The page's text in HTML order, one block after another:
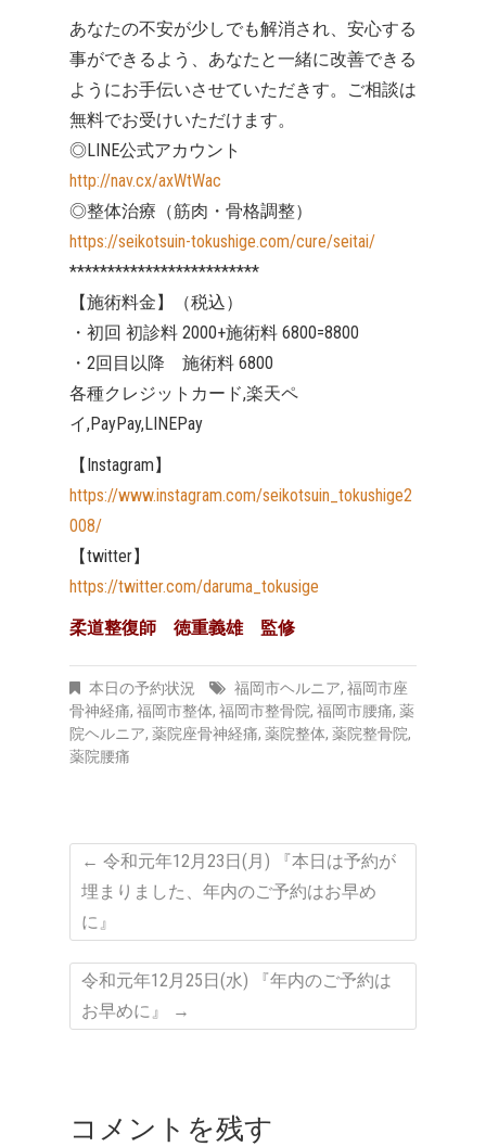
あなたの不安が少しでも解消され、安心する
事ができるよう、あなたと一緒に改善できる
ようにお手伝いさせていただきす。ご相談は
無料でお受けいただけます。
◎LINE公式アカウント
http://nav.cx/axWtWac
◎整体治療（筋肉・骨格調整）
https://seikotsuin-tokushige.com/cure/seitai/
*************************
【施術料金】（税込）
・初回 初診料 2000+施術料 6800=8800
・2回目以降 施術料 6800
各種クレジットカード,楽天ペ
イ,PayPay,LINEPay
【Instagram】
https://www.instagram.com/seikotsuin_tokushige2
008/
【twitter】
https://twitter.com/daruma_tokusige
柔道整復師 徳重義雄 監修
本日の予約状況 福岡市ヘルニア, 福岡市座
骨神経痛, 福岡市整体, 福岡市整骨院, 福岡市腰痛, 薬
院ヘルニア, 薬院座骨神経痛, 薬院整体, 薬院整骨院,
薬院腰痛
← 令和元年12月23日(月) 『本日は予約が
埋まりました、年内のご予約はお早め
に』
令和元年12月25日(水) 『年内のご予約は
お早めに』
→
コメントを残す